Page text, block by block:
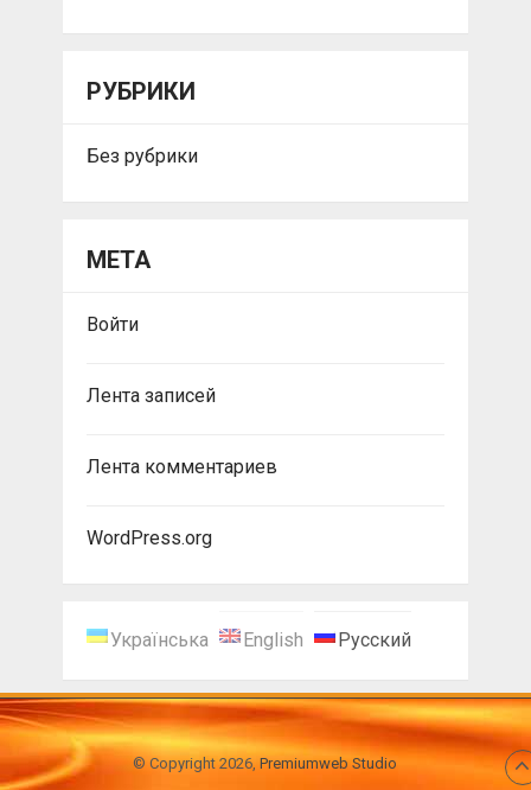
РУБРИКИ
Без рубрики
МЕТА
Войти
Лента записей
Лента комментариев
WordPress.org
Українська English Русский
© Copyright 2026,Premiumweb Studio